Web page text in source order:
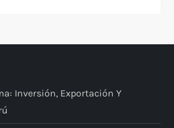
Inversión, Exportación Y